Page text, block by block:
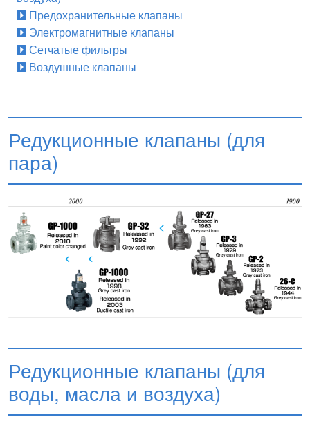
Предохранительные клапаны
Электромагнитные клапаны
Сетчатые фильтры
Воздушные клапаны
Редукционные клапаны (для
пара)
Редукционные клапаны (для
воды, масла и воздуха)